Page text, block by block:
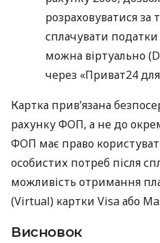
розраховуватися за
сплачувати
можна віртуально
через «Приват24 для
Картка прив’язана
рахунку ФОП, а не до
ФОП має право
особистих потреб після
можливість отримання
(Virtual) картки Visa або
Висновок